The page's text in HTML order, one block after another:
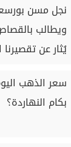
نجل مسن
ويطالب
يُثار عن تقصيرنا
بكام النهاردة؟